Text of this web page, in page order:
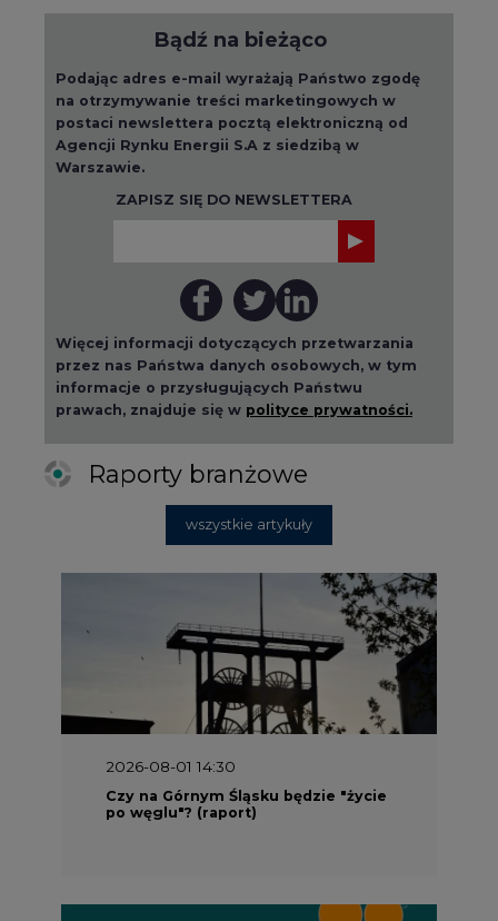
Bądź na bieżąco
Podając adres e-mail wyrażają Państwo zgodę
na otrzymywanie treści marketingowych w
postaci newslettera pocztą elektroniczną od
Agencji Rynku Energii S.A z siedzibą w
Warszawie.
ZAPISZ SIĘ DO NEWSLETTERA
Więcej informacji dotyczących przetwarzania
przez nas Państwa danych osobowych, w tym
informacje o przysługujących Państwu
prawach, znajduje się w polityce prywatności.
Raporty branżowe
wszystkie artykuły
2026-08-01 14:30
Czy na Górnym Śląsku będzie "życie
po węglu"? (raport)